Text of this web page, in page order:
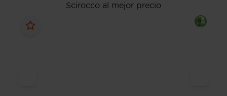
Scirocco al mejor precio